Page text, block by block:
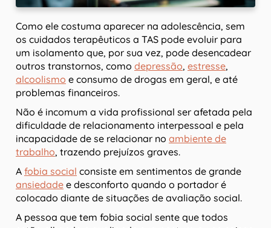
Como ele costuma aparecer na adolescência, sem
os cuidados terapêuticos a TAS pode evoluir para
um isolamento que, por sua vez, pode desencadear
outros transtornos, como depressão, estresse,
alcoolismo e consumo de drogas em geral, e até
problemas financeiros.
Não é incomum a vida profissional ser afetada pela
dificuldade de relacionamento interpessoal e pela
incapacidade de se relacionar no ambiente de
trabalho, trazendo prejuízos graves.
A fobia social consiste em sentimentos de grande
ansiedade e desconforto quando o portador é
colocado diante de situações de avaliação social.
A pessoa que tem fobia social sente que todos